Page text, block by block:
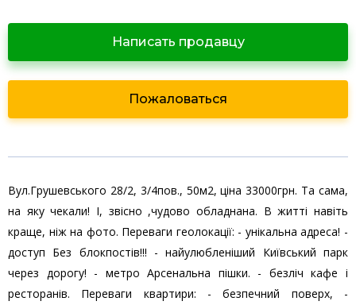
Написать продавцу
Пожаловаться
Вул.Грушевського 28/2, 3/4пов., 50м2, ціна 33000грн. Та сама,
на яку чекали! І, звісно ,чудово обладнана. В житті навіть
краще, ніж на фото. Переваги геолокації: - унікальна адреса! -
доступ Без блокпостів!!! - найулюбленіший Київський парк
через дорогу! - метро Арсенальна пішки. - безліч кафе і
ресторанів. Переваги квартири: - безпечний поверх, -